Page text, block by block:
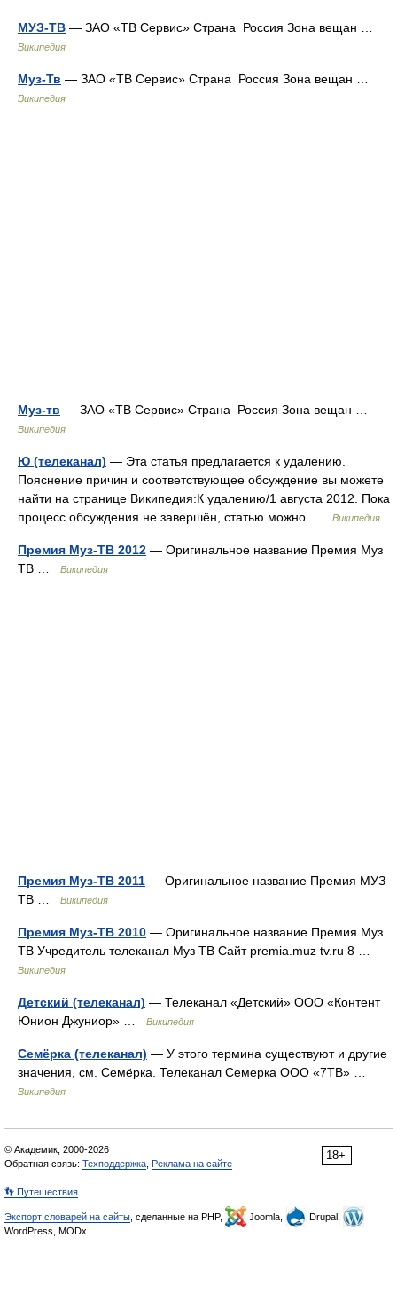
МУЗ-ТВ — ЗАО «ТВ Сервис» Страна Россия Зона вещан …
Википедия
Муз-Тв — ЗАО «ТВ Сервис» Страна Россия Зона вещан …
Википедия
Муз-тв — ЗАО «ТВ Сервис» Страна Россия Зона вещан …
Википедия
Ю (телеканал) — Эта статья предлагается к удалению.
Пояснение причин и соответствующее обсуждение вы можете
найти на странице Википедия:К удалению/1 августа 2012. Пока
процесс обсуждения не завершён, статью можно …
Википедия
Премия Муз-ТВ 2012 — Оригинальное название Премия Муз
ТВ …
Википедия
Премия Муз-ТВ 2011 — Оригинальное название Премия МУЗ
ТВ …
Википедия
Премия Муз-ТВ 2010 — Оригинальное название Премия Муз
ТВ Учредитель телеканал Муз ТВ Сайт premia.muz tv.ru 8 …
Википедия
Детский (телеканал) — Телеканал «Детский» ООО «Контент
Юнион Джуниор» …
Википедия
Семёрка (телеканал) — У этого термина существуют и другие
значения, см. Семёрка. Телеканал Семерка ООО «7ТВ» …
Википедия
18+
© Академик, 2000-2026
Обратная связь: Техподдержка Реклама на сайте
👣 Путешествия
Экспорт словарей на сайты , сделанные на PHP, Joomla,
Drupal,
WordPress, MODx.